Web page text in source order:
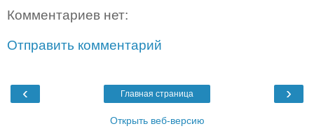
Комментариев нет:
Отправить комментарий
‹ ›
Главная страница
Открыть веб-версию